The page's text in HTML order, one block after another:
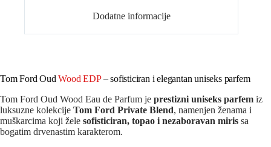
Dodatne informacije
Tom Ford OudWood EDP– sofisticiran i elegantan uniseks parfem
Tom Ford Oud Wood Eau de Parfum je prestizni uniseks parfem iz
luksuzne kolekcije Tom Ford Private Blend, namenjen ženama i
muškarcima koji žele sofisticiran, topao i nezaboravan miris sa
bogatim drvenastim karakterom.